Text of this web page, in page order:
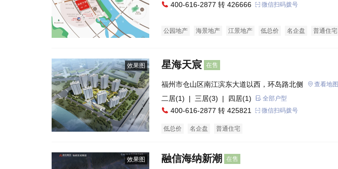
400-616-2877 转 426666 微信扫码拨号
公园地产 海景地产 江景地产 低总价 名企盘
普通住宅
效果图 星海天宸 在售
福州市仓山区南江滨东大道以西，环岛路北侧 查看地图
二居(1) | 三居(3) | 四居(1) 全部户型
400-616-2877 转 425821 微信扫码拨号
低总价 名企盘 普通住宅
效果图 融信海纳新潮 在售